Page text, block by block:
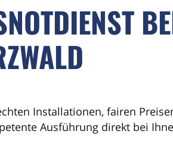
Installationen, fairen
Ausführung direkt bei